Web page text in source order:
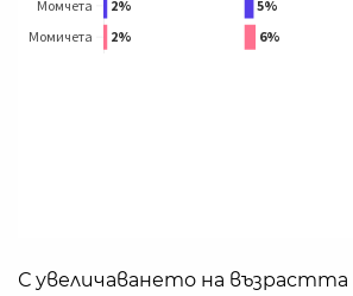
С увеличаването на възрастта